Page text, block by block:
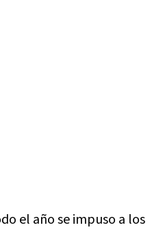
el año se impuso a los